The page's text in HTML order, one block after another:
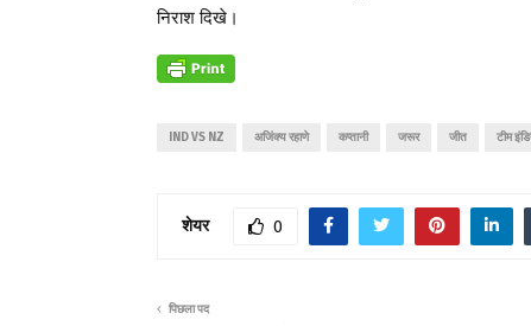
निराश दिखे।
IND VS NZ अजिंक्य रहाणे कप्तानी जरूर जीत टीम
शेयर 0
पिछला पद